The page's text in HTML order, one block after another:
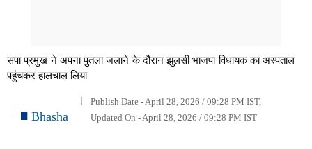
सपा प्रमुख ने अपना पुतला जलाने के दौरान झुलसी भाजपा विधायक का अस्पताल
पहुंचकर हालचाल लिया
Bhasha
Publish Date - April 28, 2026 / 09:28 PM IST,
Updated On - April 28, 2026 / 09:28 PM IST